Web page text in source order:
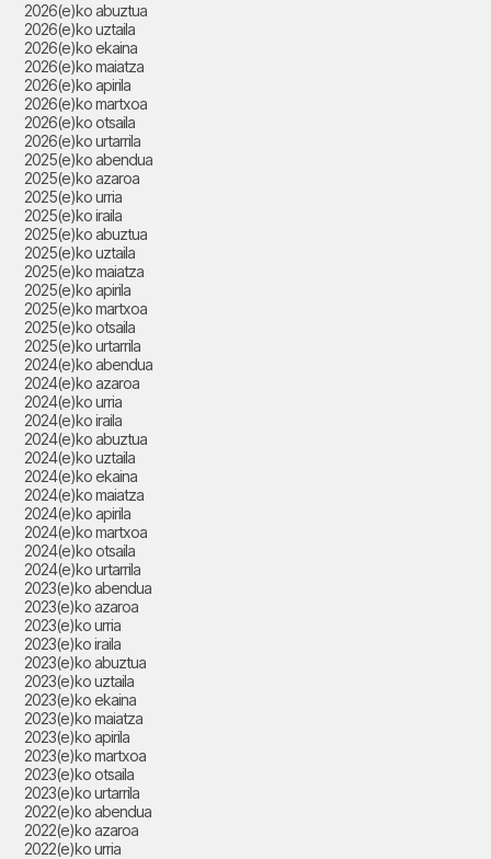
2026(e)ko abuztua
2026(e)ko uztaila
2026(e)ko ekaina
2026(e)ko maiatza
2026(e)ko apirila
2026(e)ko martxoa
2026(e)ko otsaila
2026(e)ko urtarrila
2025(e)ko abendua
2025(e)ko azaroa
2025(e)ko urria
2025(e)ko iraila
2025(e)ko abuztua
2025(e)ko uztaila
2025(e)ko maiatza
2025(e)ko apirila
2025(e)ko martxoa
2025(e)ko otsaila
2025(e)ko urtarrila
2024(e)ko abendua
2024(e)ko azaroa
2024(e)ko urria
2024(e)ko iraila
2024(e)ko abuztua
2024(e)ko uztaila
2024(e)ko ekaina
2024(e)ko maiatza
2024(e)ko apirila
2024(e)ko martxoa
2024(e)ko otsaila
2024(e)ko urtarrila
2023(e)ko abendua
2023(e)ko azaroa
2023(e)ko urria
2023(e)ko iraila
2023(e)ko abuztua
2023(e)ko uztaila
2023(e)ko ekaina
2023(e)ko maiatza
2023(e)ko apirila
2023(e)ko martxoa
2023(e)ko otsaila
2023(e)ko urtarrila
2022(e)ko abendua
2022(e)ko azaroa
2022(e)ko urria